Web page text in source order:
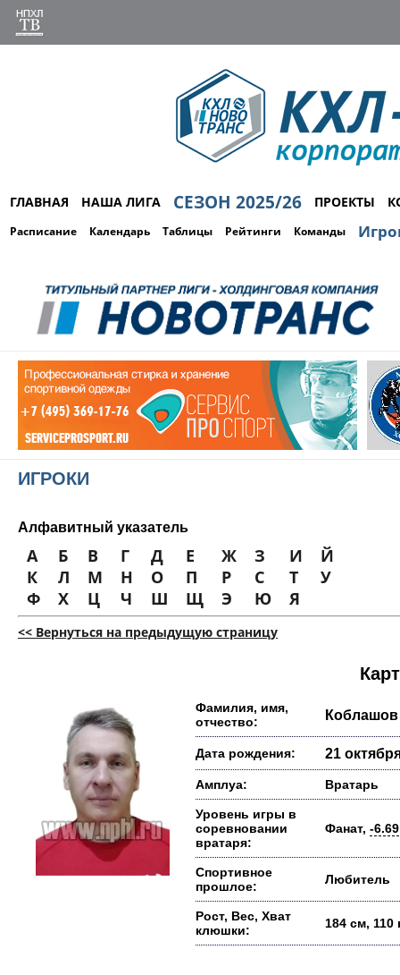
ГЛАВНАЯ НАША ЛИГА СЕЗОН 2025/26 ПРОЕКТЫ
Расписание Календарь Таблицы Рейтинги Команды
ИГРОКИ
Алфавитный указатель
А Б В Г Д Е Ж З И
Й
К
Л М Н О П Р С Т
У
Ф
Х Ц Ч Ш Щ Э Ю Я
<< Вернуться на предыдущую страницу
Фамилия, имя,
отчество:
Дата рождения: 21
Амплуа: Вратарь
Уровень игры в
соревновании
вратаря:
Фанат, -6.69
Спортивное
прошлое:
Любитель
Рост, Вес, Хват
клюшки:
184 см, 110